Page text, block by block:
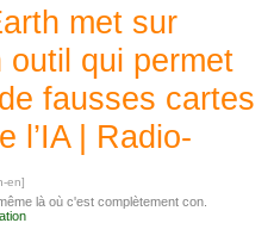
met sur
outil qui permet
fausses cartes
l’IA | Radio-
là où c'est complètement con.